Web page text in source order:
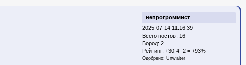
непрогроммист
2025-07-14 11:16:39
Всего постов: 16
Бород: 2
Рейтинг: +30|4|-2 = +93%
Одобрено: Unwaiter